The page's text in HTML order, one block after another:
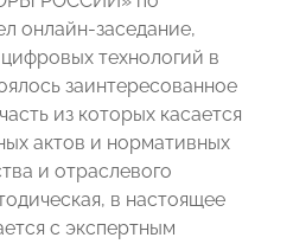
онлайн-заседание,
технологий в
заинтересованное
из которых касается
актов и нормативных
и отраслевого
в настоящее
с экспертным